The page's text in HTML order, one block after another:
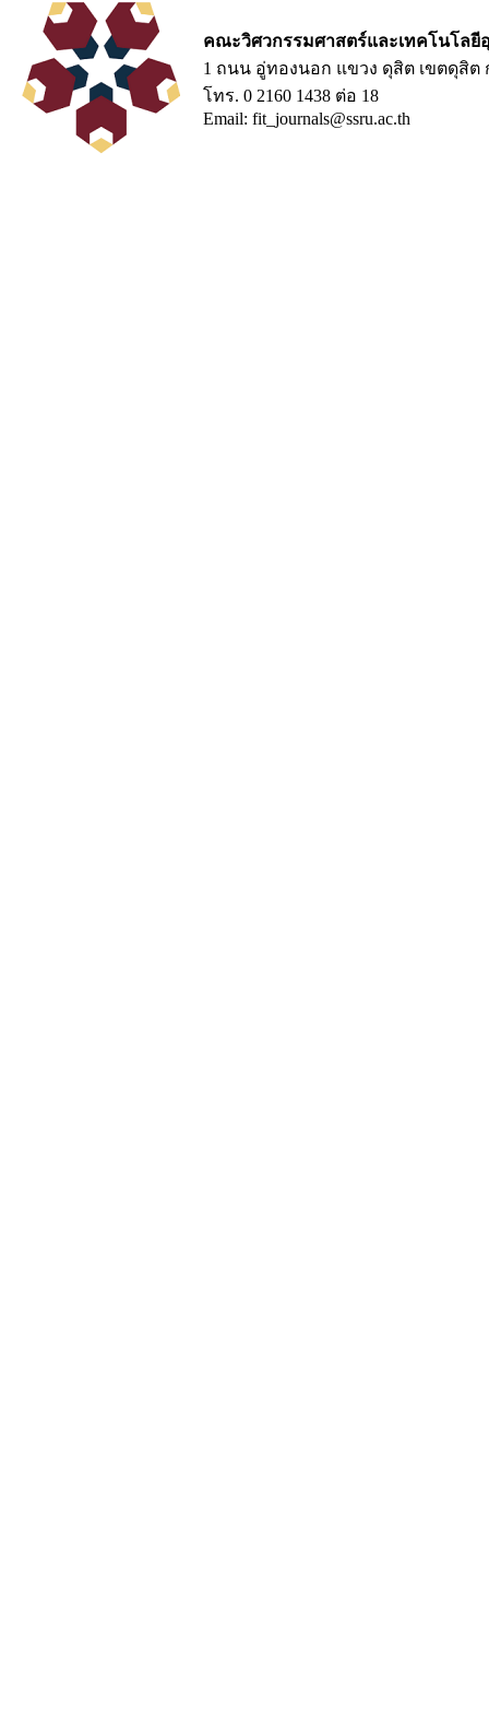
คณะวิศวกรรมศาสตร์และเทคโนโล
1 ถนน อู่ทองนอก แขวง ดุสิต เขตดุสิต
โทร. 0 2160 1438 ต่อ 18
Email: fit_journals@ssru.ac.th